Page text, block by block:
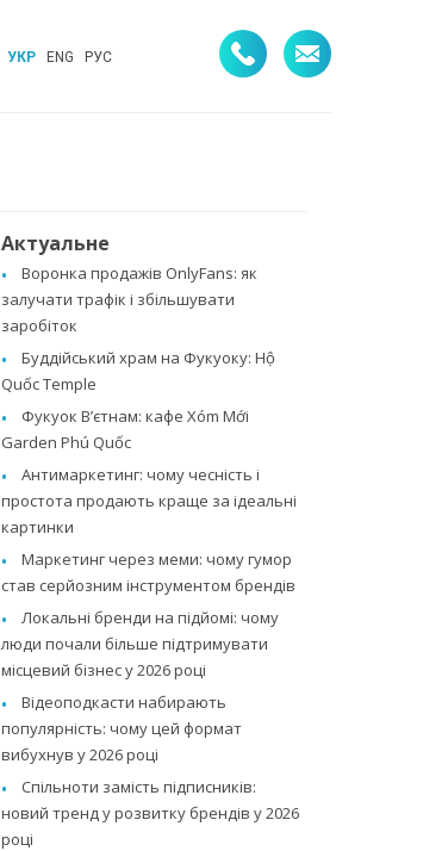
УКР ENG РУС
Актуальне
Воронка продажів OnlyFans: як
залучати трафік і збільшувати
заробіток
Буддійський храм на Фукуоку: Hộ
Quốc Temple
Фукуок В’єтнам: кафе Xóm Mới
Garden Phú Quốc
Антимаркетинг: чому чесність і
простота продають краще за ідеальні
картинки
Маркетинг через меми: чому гумор
став серйозним інструментом брендів
Локальні бренди на підйомі: чому
люди почали більше підтримувати
місцевий бізнес у 2026 році
Відеоподкасти набирають
популярність: чому цей формат
вибухнув у 2026 році
Спільноти замість підписників:
новий тренд у розвитку брендів у 2026
році